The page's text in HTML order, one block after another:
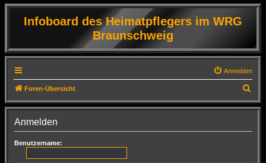
Infoboard des Heimatpflegers im WRG
Braunschweig
Anmelden
Foren-Übersicht
u
Anmelden
Benutzername: